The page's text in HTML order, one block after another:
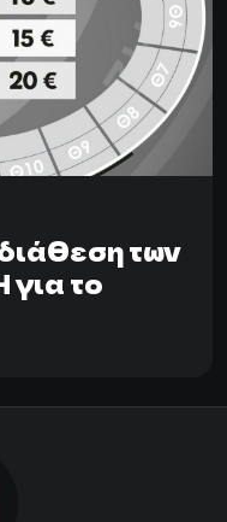
των
για το